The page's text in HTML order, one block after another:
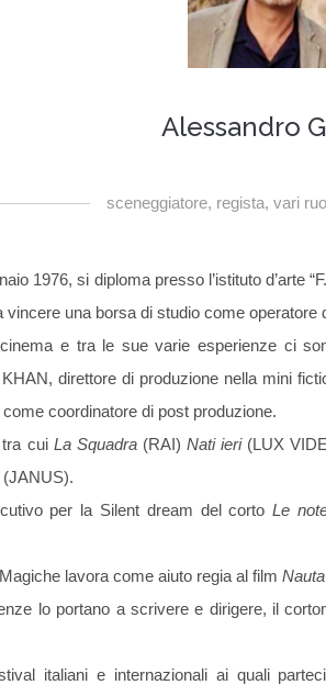
Alessandro
sceneggiatore, regista, vari
1976, si diploma presso l’istituto d’arte
vincere una borsa di studio come operatore
e tra le sue varie esperienze ci
direttore di produzione nella mini
coordinatore di post produzione.
cui La Squadra(RAI) Nati ieri(LUX
(JANUS).
per la Silent dream del cortoLe
lavora come aiuto regia al film Nauta
lo portano a scrivere e dirigere, il
italiani e internazionali ai quali